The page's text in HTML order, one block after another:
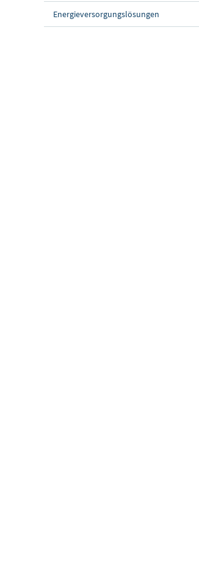
Energieversorgungslösungen